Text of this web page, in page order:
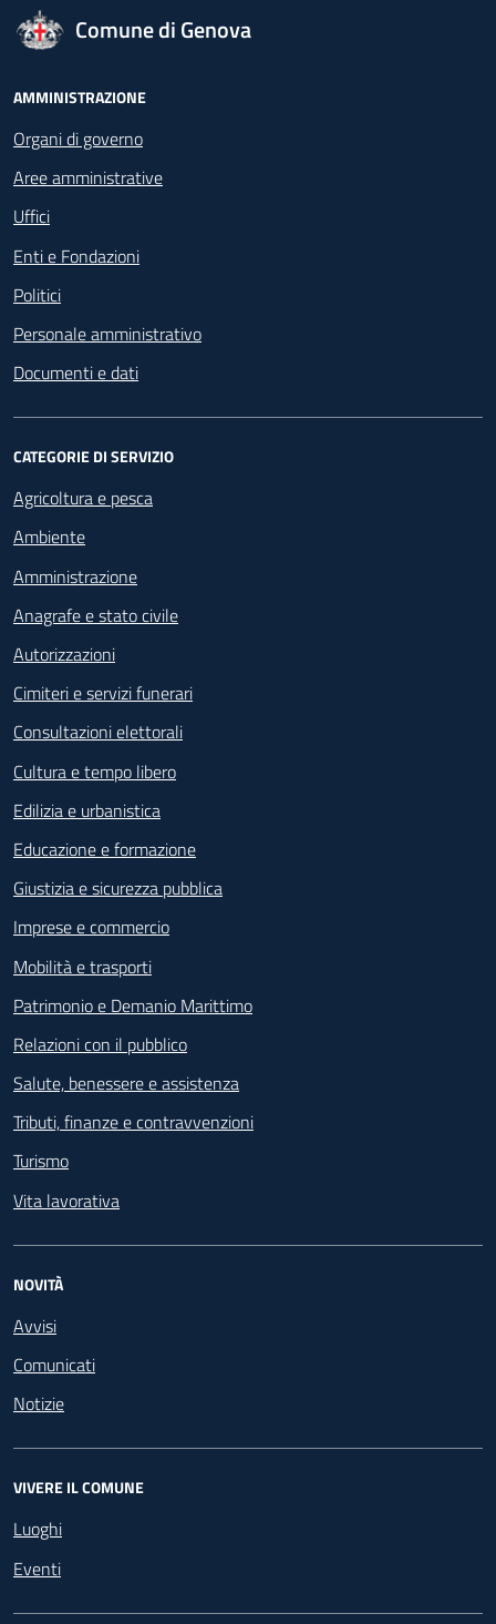
logo Unione Europea
Comune di Genova
Footer - Navigazione
AMMINISTRAZIONE
Organi di governo
Aree amministrative
Uffici
Enti e Fondazioni
Politici
Personale amministrativo
Documenti e dati
CATEGORIE DI SERVIZIO
Agricoltura e pesca
Ambiente
Amministrazione
Anagrafe e stato civile
Autorizzazioni
Cimiteri e servizi funerari
Consultazioni elettorali
Cultura e tempo libero
Edilizia e urbanistica
Educazione e formazione
Giustizia e sicurezza pubblica
Imprese e commercio
Mobilità e trasporti
Patrimonio e Demanio Marittimo
Relazioni con il pubblico
Salute, benessere e assistenza
Tributi, finanze e contravvenzioni
Turismo
Vita lavorativa
NOVITÀ
Avvisi
Comunicati
Notizie
VIVERE IL COMUNE
Luoghi
Eventi